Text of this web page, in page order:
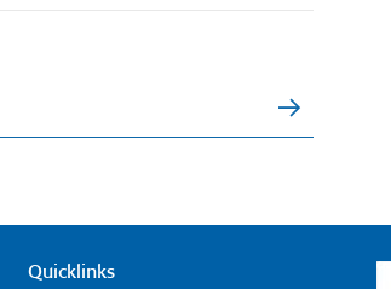
Quicklinks